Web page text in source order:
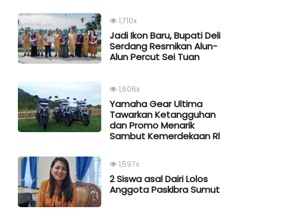
1,710x
Jadi Ikon Baru, Bupati Deli
Serdang Resmikan Alun-
Alun Percut Sei Tuan
1,606x
Yamaha Gear Ultima
Tawarkan Ketangguhan
dan Promo Menarik
Sambut Kemerdekaan Rl
1,597x
2 Siswa asal Dairi Lolos
Anggota Paskibra Sumut